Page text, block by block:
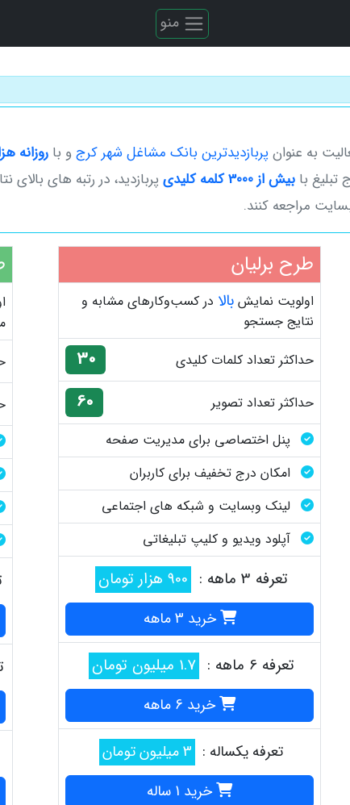
منو
پربازدیدترین بانک مشاغل شهر کرج و با روزانه
با بیش از 3000 کلمه کلیدی پربازدید، در رتبه های بالای
مراجعه کنند.
طرح برلیان
اولویت نمایش بالا در کسب‌وکارهای مشابه و
نتایج جستجو
حداکثر تعداد کلمات کلیدی
30
حداکثر تعداد تصویر 60
پنل اختصاصی برای مدیریت صفحه
امکان درج تخفیف برای کاربران
لینک وبسایت و شبکه های اجتماعی
آپلود ویدیو و کلیپ تبلیغاتی
تعرفه 3 ماهه : 900 هزار تومان
خرید 3 ماهه
تعرفه 6 ماهه : 1.7 میلیون تومان
خرید 6 ماهه
تعرفه یکساله : 3 میلیون تومان
خرید 1 ساله